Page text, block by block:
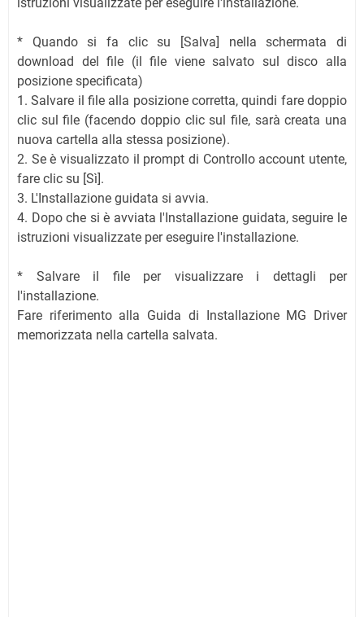
* Quando si fa clic su [Salva] nella schermata di
download del file (il file viene salvato sul disco alla
posizione specificata)
1. Salvare il file alla posizione corretta, quindi fare doppio
clic sul file (facendo doppio clic sul file, sarà creata una
nuova cartella alla stessa posizione).
2. Se è visualizzato il prompt di Controllo account utente,
fare clic su [Sì].
3. L'Installazione guidata si avvia.
4. Dopo che si è avviata l'Installazione guidata, seguire le
istruzioni visualizzate per eseguire l'installazione.
* Salvare il file per visualizzare i dettagli per
l'installazione.
Fare riferimento alla Guida di Installazione MG Driver
memorizzata nella cartella salvata.